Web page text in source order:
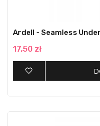
Ardell - Seamless
17,50 zł